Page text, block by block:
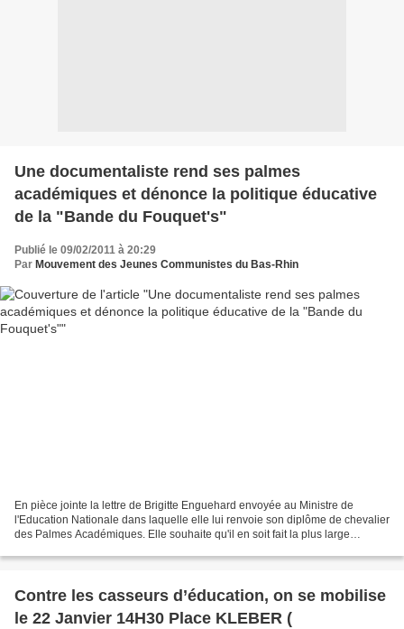
Une documentaliste rend ses palmes
académiques et dénonce la politique éducative
de la "Bande du Fouquet's"
Publié le 09/02/2011 à 20:29
Par Mouvement des Jeunes Communistes du Bas-Rhin
En pièce jointe la lettre de Brigitte Enguehard envoyée au Ministre de
l'Education Nationale dans laquelle elle lui renvoie son diplôme de chevalier
des Palmes Académiques. Elle souhaite qu'il en soit fait la plus large
Contre les casseurs d’éducation, on se mobilise
le 22 Janvier 14H30 Place KLEBER (